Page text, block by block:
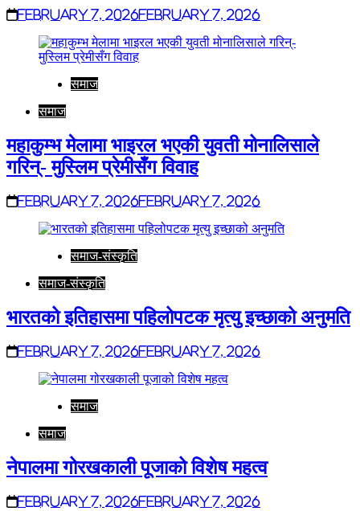
February 7, 2026February 7, 2026
समाज
समाज
महाकुम्भ मेलामा भाइरल भएकी युवती मोनालिसाले
गरिन्- मुस्लिम प्रेमीसँग विवाह
February 7, 2026February 7, 2026
समाज-संस्कृति
समाज-संस्कृति
भारतको इतिहासमा पहिलोपटक मृत्यु इच्छाको अनुमति
February 7, 2026February 7, 2026
समाज
समाज
नेपालमा गोरखकाली पूजाको विशेष महत्व
February 7, 2026February 7, 2026